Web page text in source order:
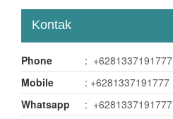
Kontak
Phone : +6281337191777
Mobile
: +6281337191777
Whatsapp
: +6281337191777